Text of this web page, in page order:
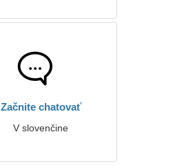
Začnite chatovať
V slovenčine